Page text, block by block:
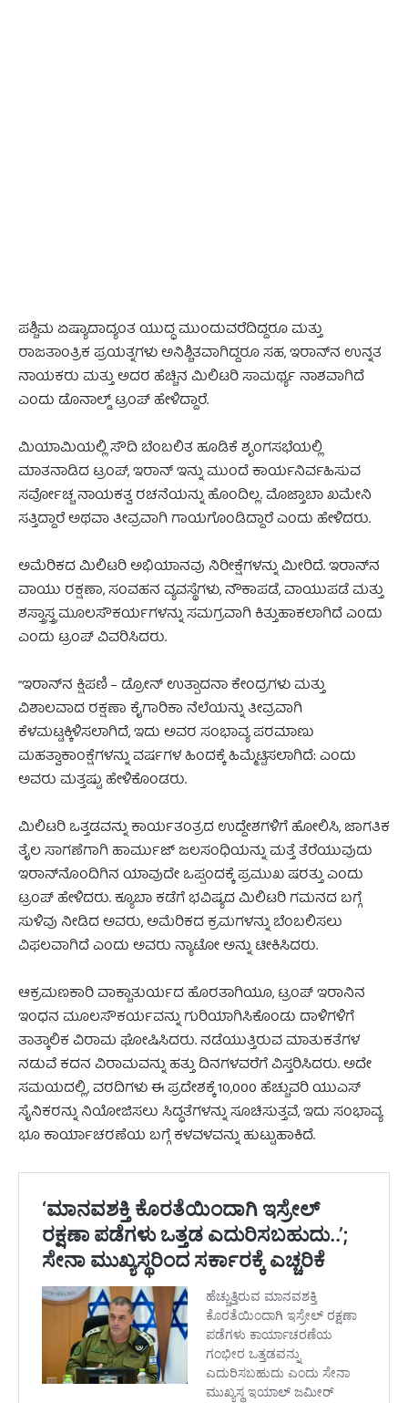
ಪಶ್ಚಿಮ ಏಷ್ಯಾದಾದ್ಯಂತ ಯುದ್ಧ ಮುಂದುವರೆದಿದ್ದರೂ ಮತ್ತು
ರಾಜತಾಂತ್ರಿಕ ಪ್ರಯತ್ನಗಳು ಅನಿಶ್ಚಿತವಾಗಿದ್ದರೂ ಸಹ, ಇರಾನ್‌ನ ಉನ್ನತ
ನಾಯಕರು ಮತ್ತು ಅದರ ಹೆಚ್ಚಿನ ಮಿಲಿಟರಿ ಸಾಮರ್ಥ್ಯ ನಾಶವಾಗಿದೆ
ಎಂದು ಡೊನಾಲ್ಡ್ ಟ್ರಂಪ್ ಹೇಳಿದ್ದಾರೆ.
ಮಿಯಾಮಿಯಲ್ಲಿ ಸೌದಿ ಬೆಂಬಲಿತ ಹೂಡಿಕೆ ಶೃಂಗಸಭೆಯಲ್ಲಿ
ಮಾತನಾಡಿದ ಟ್ರಂಪ್, ಇರಾನ್ ಇನ್ನು ಮುಂದೆ ಕಾರ್ಯನಿರ್ವಹಿಸುವ
ಸರ್ವೋಚ್ಚ ನಾಯಕತ್ವ ರಚನೆಯನ್ನು ಹೊಂದಿಲ್ಲ. ಮೊಜ್ತಾಬಾ ಖಮೇನಿ
ಸತ್ತಿದ್ದಾರೆ ಅಥವಾ ತೀವ್ರವಾಗಿ ಗಾಯಗೊಂಡಿದ್ದಾರೆ ಎಂದು ಹೇಳಿದರು.
ಅಮೆರಿಕದ ಮಿಲಿಟರಿ ಅಭಿಯಾನವು ನಿರೀಕ್ಷೆಗಳನ್ನು ಮೀರಿದೆ. ಇರಾನ್‌ನ
ವಾಯು ರಕ್ಷಣಾ, ಸಂವಹನ ವ್ಯವಸ್ಥೆಗಳು, ನೌಕಾಪಡೆ, ವಾಯುಪಡೆ ಮತ್ತು
ಶಸ್ತ್ರಾಸ್ತ್ರ ಮೂಲಸೌಕರ್ಯಗಳನ್ನು ಸಮಗ್ರವಾಗಿ ಕಿತ್ತುಹಾಕಲಾಗಿದೆ ಎಂದು
ಎಂದು ಟ್ರಂಪ್ ವಿವರಿಸಿದರು.
“ಇರಾನ್‌ನ ಕ್ಷಿಪಣಿ – ಡ್ರೋನ್ ಉತ್ಪಾದನಾ ಕೇಂದ್ರಗಳು ಮತ್ತು
ವಿಶಾಲವಾದ ರಕ್ಷಣಾ ಕೈಗಾರಿಕಾ ನೆಲೆಯನ್ನು ತೀವ್ರವಾಗಿ
ಕೆಳಮಟ್ಟಕ್ಕಿಳಿಸಲಾಗಿದೆ, ಇದು ಅವರ ಸಂಭಾವ್ಯ ಪರಮಾಣು
ಮಹತ್ವಾಕಾಂಕ್ಷೆಗಳನ್ನು ವರ್ಷಗಳ ಹಿಂದಕ್ಕೆ ಹಿಮ್ಮೆಟ್ಟಿಸಲಾಗಿದೆ: ಎಂದು
ಅವರು ಮತ್ತಷ್ಟು ಹೇಳಿಕೊಂಡರು.
ಮಿಲಿಟರಿ ಒತ್ತಡವನ್ನು ಕಾರ್ಯತಂತ್ರದ ಉದ್ದೇಶಗಳಿಗೆ ಹೋಲಿಸಿ, ಜಾಗತಿಕ
ತೈಲ ಸಾಗಣೆಗಾಗಿ ಹಾರ್ಮುಜ್ ಜಲಸಂಧಿಯನ್ನು ಮತ್ತೆ ತೆರೆಯುವುದು
ಇರಾನ್‌ನೊಂದಿಗಿನ ಯಾವುದೇ ಒಪ್ಪಂದಕ್ಕೆ ಪ್ರಮುಖ ಷರತ್ತು ಎಂದು
ಟ್ರಂಪ್ ಹೇಳಿದರು. ಕ್ಯೂಬಾ ಕಡೆಗೆ ಭವಿಷ್ಯದ ಮಿಲಿಟರಿ ಗಮನದ ಬಗ್ಗೆ
ಸುಳಿವು ನೀಡಿದ ಅವರು, ಅಮೆರಿಕದ ಕ್ರಮಗಳನ್ನು ಬೆಂಬಲಿಸಲು
ವಿಫಲವಾಗಿದೆ ಎಂದು ಅವರು ನ್ಯಾಟೋ ಅನ್ನು ಟೀಕಿಸಿದರು.
ಆಕ್ರಮಣಕಾರಿ ವಾಕ್ಚಾತುರ್ಯದ ಹೊರತಾಗಿಯೂ, ಟ್ರಂಪ್ ಇರಾನಿನ
ಇಂಧನ ಮೂಲಸೌಕರ್ಯವನ್ನು ಗುರಿಯಾಗಿಸಿಕೊಂಡು ದಾಳಿಗಳಿಗೆ
ತಾತ್ಕಾಲಿಕ ವಿರಾಮ ಘೋಷಿಸಿದರು. ನಡೆಯುತ್ತಿರುವ ಮಾತುಕತೆಗಳ
ನಡುವೆ ಕದನ ವಿರಾಮವನ್ನು ಹತ್ತು ದಿನಗಳವರೆಗೆ ವಿಸ್ತರಿಸಿದರು. ಅದೇ
ಸಮಯದಲ್ಲಿ, ವರದಿಗಳು ಈ ಪ್ರದೇಶಕ್ಕೆ 10,000 ಹೆಚ್ಚುವರಿ ಯುಎಸ್
ಸೈನಿಕರನ್ನು ನಿಯೋಜಿಸಲು ಸಿದ್ಧತೆಗಳನ್ನು ಸೂಚಿಸುತ್ತವೆ, ಇದು ಸಂಭಾವ್ಯ
ಭೂ ಕಾರ್ಯಾಚರಣೆಯ ಬಗ್ಗೆ ಕಳವಳವನ್ನು ಹುಟ್ಟುಹಾಕಿದೆ.